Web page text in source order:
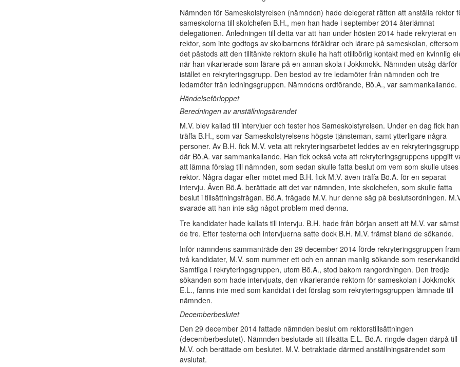
Nämnden för Sameskolstyrelsen (nämnden) hade delegerat rätten att anställa rektor
sameskolorna till skolchefen B.H., men han hade i september 2014 återlämnat
delegationen. Anledningen till detta var att han under hösten 2014 hade rekryterat en
rektor, som inte godtogs av skolbarnens föräldrar och lärare på sameskolan, eftersom
det påstods att den tilltänkte rektorn skulle ha haft otillbörlig kontakt med en kvinnlig
när han vikarierade som lärare på en annan skola i Jokkmokk. Nämnden utsåg därför
istället en rekryteringsgrupp. Den bestod av tre ledamöter från nämnden och tre
ledamöter från ledningsgruppen. Nämndens ordförande, Bö.A., var sammankallande.
Händelseförloppet
Beredningen av anställningsärendet
M.V. blev kallad till intervjuer och tester hos Sameskolstyrelsen. Under en dag fick han
träffa B.H., som var Sameskolstyrelsens högste tjänsteman, samt ytterligare några
personer. Av B.H. fick M.V. veta att rekryteringsarbetet leddes av en rekryteringsgrupp
där Bö.A. var sammankallande. Han fick också veta att rekryteringsgruppens uppgift
att lämna förslag till nämnden, som sedan skulle fatta beslut om vem som skulle utses
rektor. Några dagar efter mötet med B.H. fick M.V. även träffa Bö.A. för en separat
intervju. Även Bö.A. berättade att det var nämnden, inte skolchefen, som skulle fatta
beslut i tillsättningsfrågan. Bö.A. frågade M.V. hur denne såg på beslutsordningen.
svarade att han inte såg något problem med denna.
Tre kandidater hade kallats till intervju. B.H. hade från början ansett att M.V. var
de tre. Efter testerna och intervjuerna satte dock B.H. M.V. främst bland de sökande.
Inför nämndens sammanträde den 29 december 2014 förde rekryteringsgruppen fram
två kandidater, M.V. som nummer ett och en annan manlig sökande som
Samtliga i rekryteringsgruppen, utom Bö.A., stod bakom rangordningen. Den tredje
sökanden som hade intervjuats, den vikarierande rektorn för sameskolan i Jokkmokk
E.L., fanns inte med som kandidat i det förslag som rekryteringsgruppen lämnade till
nämnden.
Decemberbeslutet
Den 29 december 2014 fattade nämnden beslut om rektorstillsättningen
(decemberbeslutet). Nämnden beslutade att tillsätta E.L. Bö.A. ringde dagen därpå till
M.V. och berättade om beslutet. M.V. betraktade därmed anställningsärendet som
avslutat.